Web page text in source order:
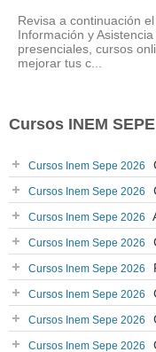
Revisa a continuación
Información y
presenciales, cursos
mejorar tus c...
Cursos INEM
Cursos Inem Sepe 2026
Cursos Inem Sepe 2026
Cursos Inem Sepe 2026
Cursos Inem Sepe 2026
Cursos Inem Sepe 2026
Cursos Inem Sepe 2026
Cursos Inem Sepe 2026
Cursos Inem Sepe 2026